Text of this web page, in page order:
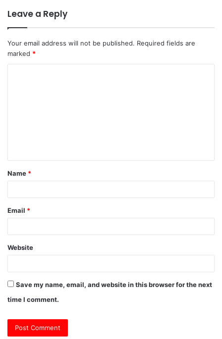
Leave a Reply
Your email address will not be published. Required fields are
marked *
t
*
Name *
Email *
Website
Save my name, email, and website in this browser for the next
time I comment.